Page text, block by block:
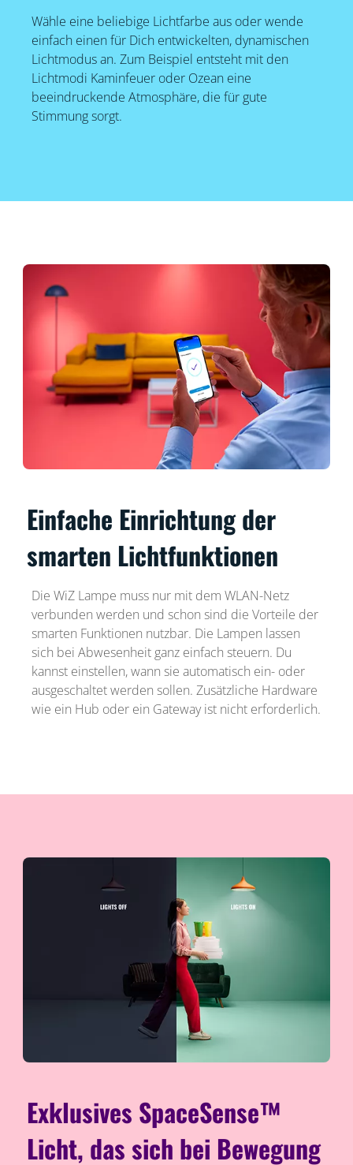
Wähle eine beliebige Lichtfarbe aus oder wende
einfach einen für Dich entwickelten, dynamischen
Lichtmodus an. Zum Beispiel entsteht mit den
Lichtmodi Kaminfeuer oder Ozean eine
beeindruckende Atmosphäre, die für gute
Stimmung sorgt.
Einfache Einrichtung der
smarten Lichtfunktionen
Die WiZ Lampe muss nur mit dem WLAN-Netz
verbunden werden und schon sind die Vorteile der
smarten Funktionen nutzbar. Die Lampen lassen
sich bei Abwesenheit ganz einfach steuern. Du
kannst einstellen, wann sie automatisch ein- oder
ausgeschaltet werden sollen. Zusätzliche Hardware
wie ein Hub oder ein Gateway ist nicht erforderlich.
Exklusives SpaceSense™
Licht, das sich bei Bewegung